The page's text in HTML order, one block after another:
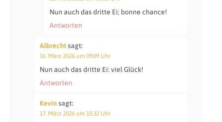
Nun auch das dritte Ei; bonne chance!
Antworten
Albrechtsagt:
16. März 2026 um 09:09 Uhr
Nun auch das dritte Ei: viel Glück!
Antworten
Kevin sagt:
17. März 2026 um 15:32 Uhr